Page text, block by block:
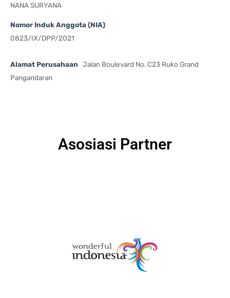
NANA SURYANA
Nomor Induk Anggota (NIA)
0823/IX/DPP/2021
Alamat Perusahaan
Jalan Boulevard No. C23 Ruko Grand
Pangandaran
Asosiasi Partner